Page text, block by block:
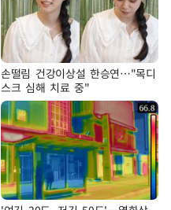
손떨림 건강이상설 한승연…"목디
스크 심해 치료 중"